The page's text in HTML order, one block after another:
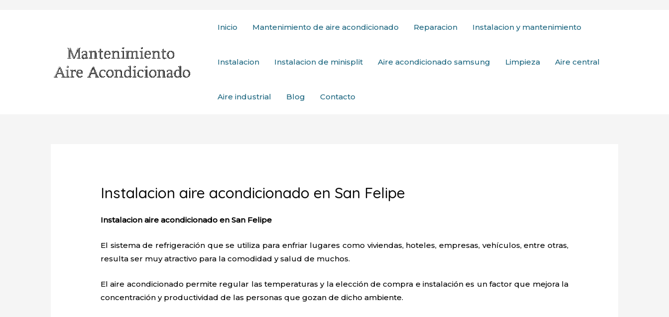
Inicio Mantenimiento de aire acondicionado Reparacion Instalacion y mantenimiento
Instalacion Instalacion de minisplit Aire acondicionado samsung Limpieza Aire central
Aire industrial Blog Contacto
Instalacion aire acondicionado en San Felipe
Instalacion aire acondicionado en San Felipe
El sistema de refrigeración que se utiliza para enfriar lugares como viviendas, hoteles, empresas, vehículos, entre otras,
resulta ser muy atractivo para la comodidad y salud de muchos.
El aire acondicionado permite regular las temperaturas y la elección de compra e instalación es un factor que mejora la
concentración y productividad de las personas que gozan de dicho ambiente.